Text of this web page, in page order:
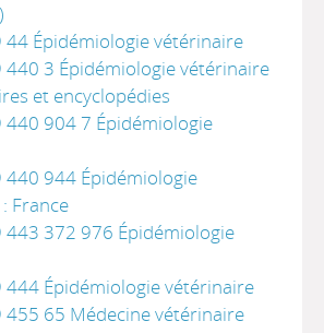
44 Épidémiologie vétérinaire
440 3 Épidémiologie vétérinaire
et encyclopédies
440 904 7 Épidémiologie
440 944 Épidémiologie
France
443 372 976 Épidémiologie
444 Épidémiologie vétérinaire
455 65 Médecine vétérinaire